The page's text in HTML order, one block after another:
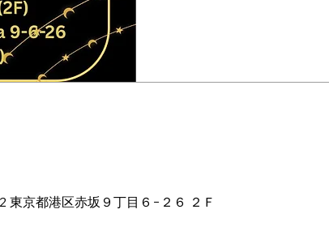
京都港区赤坂９丁目６−２６ ２Ｆ